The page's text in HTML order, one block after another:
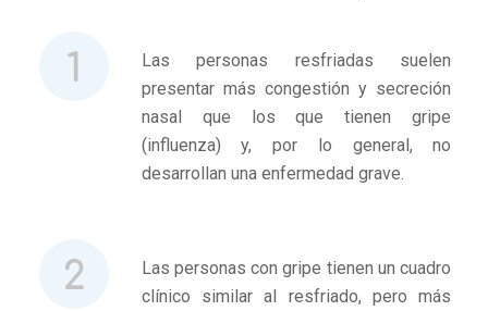
Las personas resfriadas suelen
presentar más congestión y secreción
nasal que los que tienen gripe
(influenza) y, por lo general, no
desarrollan una enfermedad grave.
Las personas con gripe tienen un cuadro
clínico similar al resfriado, pero más